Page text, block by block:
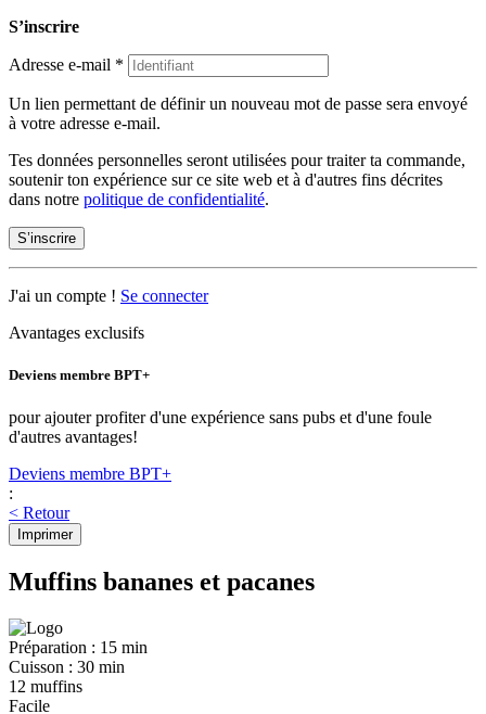
S’inscrire
Adresse e-mail *
Un lien permettant de définir un nouveau mot de passe sera envoyé
à votre adresse e-mail.
Tes données personnelles seront utilisées pour traiter ta commande,
soutenir ton expérience sur ce site web et à d'autres fins décrites
dans notre politique de confidentialité.
S’inscrire
J'ai un compte ! Se connecter
Avantages exclusifs
Deviens membre BPT+
pour ajouter profiter d'une expérience sans pubs et d'une foule
d'autres avantages!
Deviens membre BPT+
:
< Retour
Imprimer
Muffins bananes et pacanes
Préparation : 15 min
Cuisson : 30 min
12 muffins
Facile